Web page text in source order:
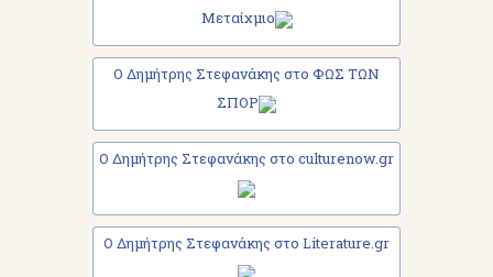
Μεταίχμιο
Ο Δημήτρης Στεφανάκης στο ΦΩΣ ΤΩΝ
ΣΠΟΡ
Ο Δημήτρης Στεφανάκης στο culturenow.gr
Ο Δημήτρης Στεφανάκης στο Literature.gr